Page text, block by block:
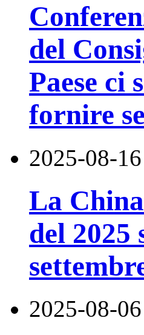
del
Paese
fornire
2025-08-16
La
del 2025
2025-08-06